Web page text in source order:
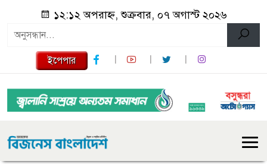
১২:১২ অপরাহ্ন, শুক্রবার, ০৭ অগাস্ট ২০২৬
ইপেপার